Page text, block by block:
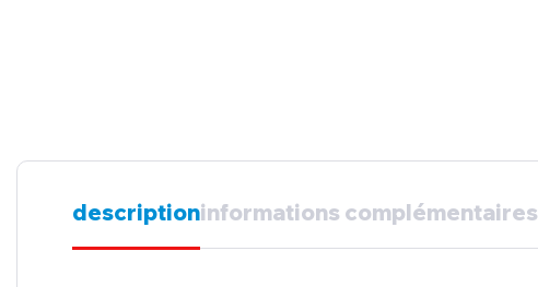
descriptioninformations complémentaires